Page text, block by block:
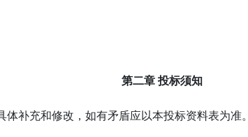
第二章 投标须知
补充和修改，如有矛盾应以本投标资料表为准。